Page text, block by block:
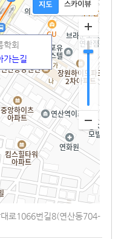
학회
가는길
로1066번길8(연산동704-